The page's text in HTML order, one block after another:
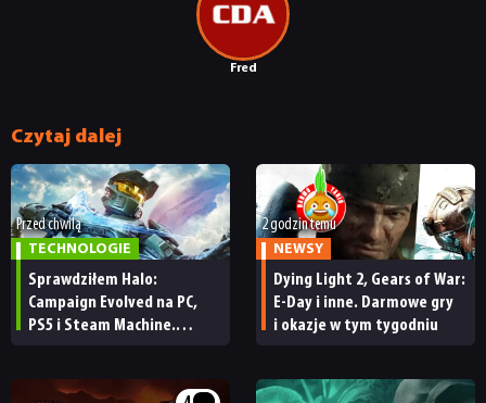
Fred
Czytaj dalej
Przed chwilą
TECHNOLOGIE
Sprawdziłem Halo:
Campaign Evolved na PC,
PS5 i Steam Machine.
[RECENZJA TECHNICZNA]
2 godzin temu
NEWSY
Dying Light 2, Gears of War:
E-Day i inne. Darmowe gry
i okazje w tym tygodniu